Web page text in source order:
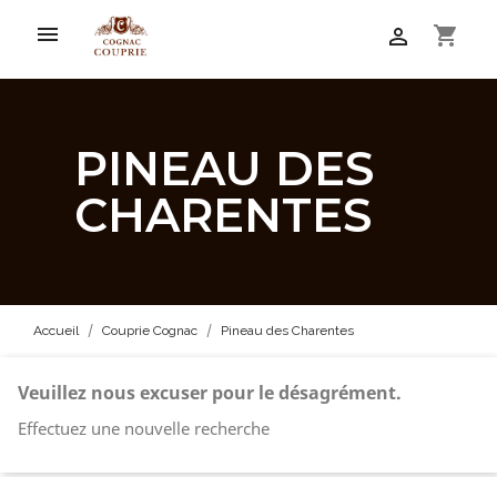
 shopping_cart

PINEAU DES
CHARENTES
Accueil Couprie Cognac Pineau des Charentes
Veuillez nous excuser pour le désagrément.
Effectuez une nouvelle recherche